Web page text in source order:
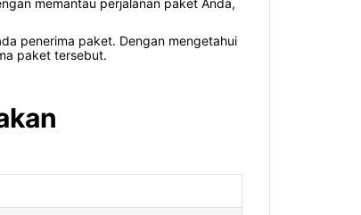
memantau perjalanan paket Anda,
penerima paket. Dengan mengetahui
paket tersebut.